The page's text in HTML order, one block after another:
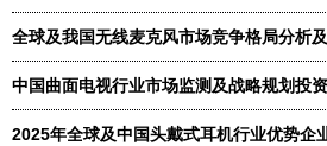
全球及我国无线麦克风市场竞争格局分析